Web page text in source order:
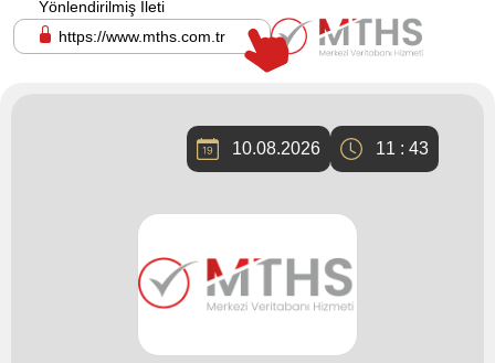
https://www.mths.com.tr
Yönlendirilmiş İleti
10.08.2026 11 : 43